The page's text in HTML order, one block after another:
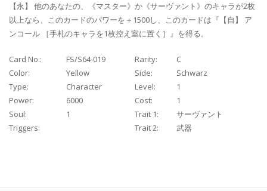
【永】 他のあなたの、《マスター》か《サーヴァント》のキャラが2枚
以上なら、このカードのパワーを＋1500し、このカードは『【自】 ア
ンコール ［手札のキャラを1枚控え室に置く］』を得る。
Card No.: FS/S64-019 Rarity:
C
Color:
Yellow Side:
Schwarz
Type:
Character Level:
1
Power:
6000 Cost:
1
Soul:
1 Trait 1:
サーヴァント
Triggers:
Trait 2: 武器